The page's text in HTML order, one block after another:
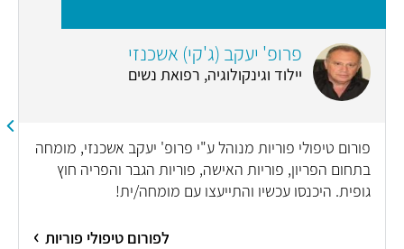
פרופ' יעקב (ג'קי) אשכנזי
יילוד וגינקולוגיה, רפואת נשים
פורום טיפולי פוריות מנוהל ע"י פרופ' יעקב אשכנזי, מומחה
בתחום הפריון, פוריות האישה, פוריות הגבר והפריה חוץ
גופית. היכנסו עכשיו והתייעצו עם מומחה/ית!
לפורום טיפולי פוריות